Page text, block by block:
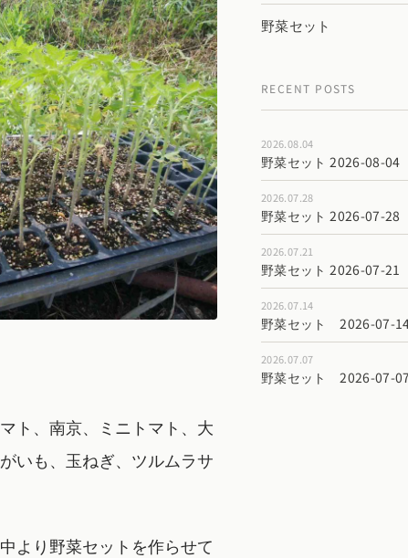
ト、南京、ミニトマト、大
いも、玉ねぎ、ツルムラサ
より野菜セットを作らせて
野菜セット
RECENT POSTS
2026.08.04
野菜セット 2026-08-04
2026.07.28
野菜セット 2026-07-28
2026.07.21
野菜セット 2026-07-21
2026.07.14
野菜セット 2026-07-
2026.07.07
野菜セット 2026-07-07